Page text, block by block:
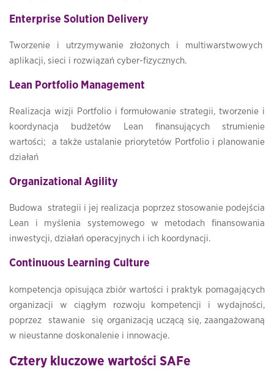
Enterprise Solution Delivery
Tworzenie i utrzymywanie złożonych i multiwarstwowych
aplikacji, sieci i rozwiązań cyber-fizycznych.
Lean Portfolio Management
Realizacja wizji Portfolio i formułowanie strategii, tworzenie i
koordynacja budżetów Lean finansujących strumienie
wartości; a także ustalanie priorytetów Portfolio i planowanie
działań
Organizational Agility
Budowa strategii i jej realizacja poprzez stosowanie podejścia
Lean i myślenia systemowego w metodach finansowania
inwestycji, działań operacyjnych i ich koordynacji.
Continuous Learning Culture
kompetencja opisująca zbiór wartości i praktyk pomagających
organizacji w ciągłym rozwoju kompetencji i wydajności,
poprzez stawanie się organizacją uczącą się, zaangażowaną
w nieustanne doskonalenie i innowacje.
Cztery kluczowe wartości SAFe